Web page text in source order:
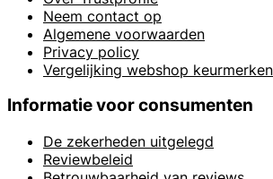
Neem contact op
Algemene voorwaarden
Privacy policy
Vergelijking webshop keurmerken
Informatie voor consumenten
De zekerheden uitgelegd
Reviewbeleid